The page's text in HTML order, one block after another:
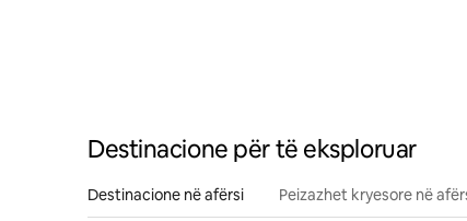
Destinacione për të eksploruar
Destinacione në afërsi Peizazhet kryesore në